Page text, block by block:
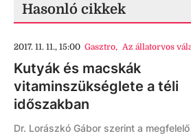
Hasonló cikkek
2017. 11. 11., 15:00 Gasztro, Az állatorvos
Kutyák és macskák
vitaminszükséglete a téli
időszakban
Dr. Lorászkó Gábor szerint a